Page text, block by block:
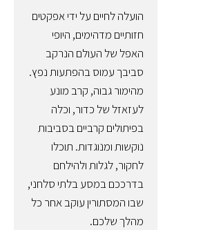
הועלה לחיים על ידי אפקטים
חזותיים מדהימים, היופי
האפל של העולם הנרקב
סביבך עמוס בהפתעות נפץ.
מהימור גבוה, קרב מונע
לעזאזל של כדור, וכלה
בפיתולים קרביים בסביבות
נוקשות ומנוגדות. תוכלו
לחקור, לגלות ולהילחם
בדרככם במסע בלתי סלחני,
שבו המסתורין עוקב אחר כל
מהלך שלכם.